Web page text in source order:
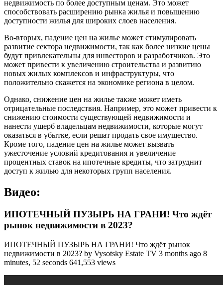
недвижимость по более доступным ценам. Это может
способствовать расширению рынка жилья и повышению
доступности жилья для широких слоев населения.
Во-вторых, падение цен на жилье может стимулировать
развитие сектора недвижимости, так как более низкие цены
будут привлекательны для инвесторов и разработчиков. Это
может привести к увеличению строительства и развитию
новых жилых комплексов и инфраструктуры, что
положительно скажется на экономике региона в целом.
Однако, снижение цен на жилье также может иметь
отрицательные последствия. Например, это может привести к
снижению стоимости существующей недвижимости и
нанести ущерб владельцам недвижимости, которые могут
оказаться в убытке, если решат продать свое имущество.
Кроме того, падение цен на жилье может вызвать
ужесточение условий кредитования и увеличение
процентных ставок на ипотечные кредиты, что затруднит
доступ к жилью для некоторых групп населения.
Видео:
ИПОТЕЧНЫЙ ПУЗЫРЬ НА ГРАНИ! Что ждёт
рынок недвижимости в 2023?
ИПОТЕЧНЫЙ ПУЗЫРЬ НА ГРАНИ! Что ждёт рынок
недвижимости в 2023? by Vysotsky Estate TV 3 months ago 8
minutes, 52 seconds 641,553 views